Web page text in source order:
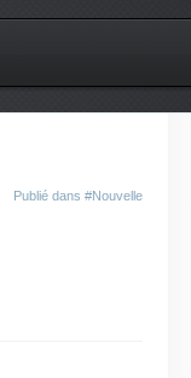
Publié dans #Nouvelle